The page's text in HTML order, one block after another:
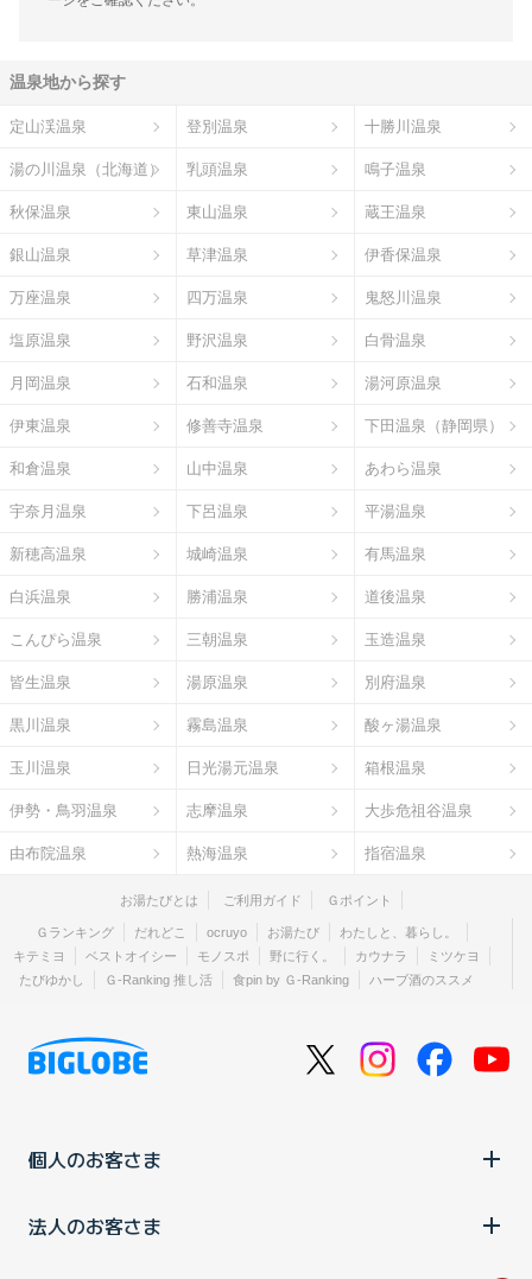
温泉地から探す
定山渓温泉 登別温泉 十勝川温泉
湯の川温泉（北海道） 乳頭温泉 鳴子温泉
秋保温泉 東山温泉 蔵王温泉
銀山温泉 草津温泉 伊香保温泉
万座温泉 四万温泉 鬼怒川温泉
塩原温泉 野沢温泉 白骨温泉
月岡温泉 石和温泉 湯河原温泉
伊東温泉 修善寺温泉 下田温泉（静岡県）
和倉温泉 山中温泉 あわら温泉
宇奈月温泉 下呂温泉 平湯温泉
新穂高温泉 城崎温泉 有馬温泉
白浜温泉 勝浦温泉 道後温泉
こんぴら温泉 三朝温泉 玉造温泉
皆生温泉 湯原温泉 別府温泉
黒川温泉 霧島温泉 酸ヶ湯温泉
玉川温泉 日光湯元温泉 箱根温泉
伊勢・鳥羽温泉 志摩温泉 大歩危祖谷温泉
由布院温泉 熱海温泉 指宿温泉
お湯たびとは ご利用ガイド Ｇポイント
Ｇランキング だれどこ ocruyo お湯たび
わたしと、暮らし。
キテミヨ
ベストオイシー モノスポ 野に行く。 カウナラ
ミツケヨ
たびゆかし
Ｇ-Ranking 推し活 食pin by Ｇ-Ranking ハーブ酒のススメ
個人のお客さま
法人のお客さま